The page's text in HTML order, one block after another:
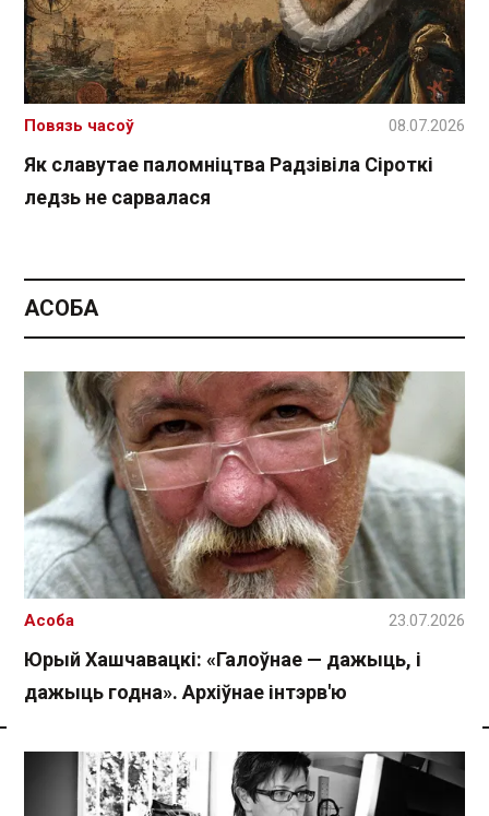
Спасылка без VPN
Як славутае паломніцтва Радзівіла Сіроткі
ледзь не сарвалася
Повязь часоў 08.07.2026
АСОБА
Юрый Хашчавацкі: «Галоўнае — дажыць, і
дажыць годна». Архіўнае інтэрв'ю
Асоба 23.07.2026